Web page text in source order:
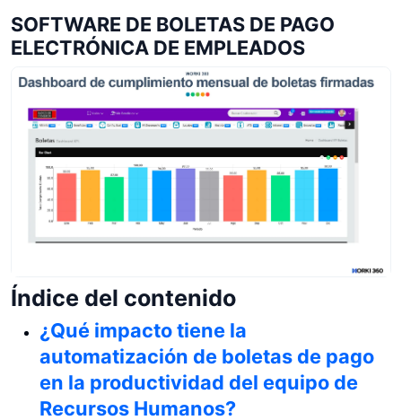
SOFTWARE DE BOLETAS DE PAGO
ELECTRÓNICA DE EMPLEADOS
Índice del contenido
¿Qué impacto tiene la
automatización de boletas de pago
en la productividad del equipo de
Recursos Humanos?